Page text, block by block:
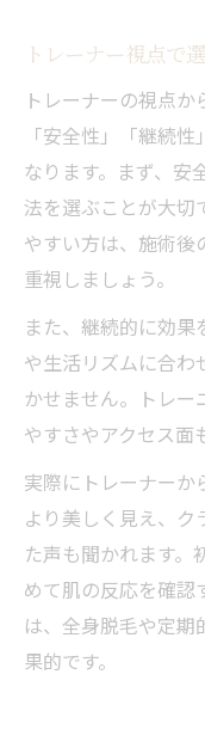
トレーナー視点で
トレーナーの視点
「安全性」「継続
なります。まず、安
法を選ぶことが大切
やすい方は、施術後
重視しましょう。
また、継続的に効
や生活リズムに合わ
かせません。トレー
やすさやアクセス面
実際にトレーナーか
より美しく見え、ク
た声も聞かれます。
めて肌の反応を確認
は、全身脱毛や定
果的です。